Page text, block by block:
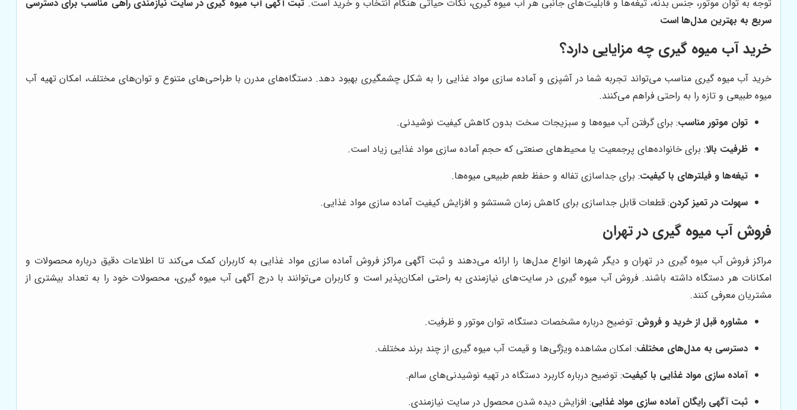
توجه به توان موتور، جنس بدنه، تیغه‌ها و قابلیت‌های جانبی هر آب میوه گیری، نکات حیاتی هنگام انتخاب و خرید است. ثبت آگهی آب میوه گیری در سایت نیازمندی راهی مناسب برای دسترسی
سریع به بهترین مدل‌ها است
خرید آب میوه گیری چه مزایایی دارد؟
خرید آب میوه گیری مناسب می‌تواند تجربه شما در آشپزی و آماده سازی مواد غذایی را به شکل چشمگیری بهبود دهد. دستگاه‌های مدرن با طراحی‌های متنوع و توان‌های مختلف، امکان تهیه آب
میوه طبیعی و تازه را به راحتی فراهم می‌کنند.
توان موتور مناسب: برای گرفتن آب میوه‌ها و سبزیجات سخت بدون کاهش کیفیت نوشیدنی.
ظرفیت بالا: برای خانواده‌های پرجمعیت یا محیط‌های صنعتی که حجم آماده سازی مواد غذایی زیاد است.
تیغه‌ها و فیلترهای با کیفیت: برای جداسازی تفاله و حفظ طعم طبیعی میوه‌ها.
سهولت در تمیز کردن: قطعات قابل جداسازی برای کاهش زمان شستشو و افزایش کیفیت آماده سازی مواد غذایی.
فروش آب میوه گیری در تهران
مراکز فروش آب میوه گیری در تهران و دیگر شهرها انواع مدل‌ها را ارائه می‌دهند و ثبت آگهی مراکز فروش آماده سازی مواد غذایی به کاربران کمک می‌کند تا اطلاعات دقیق درباره محصولات و
امکانات هر دستگاه داشته باشند. فروش آب میوه گیری در سایت‌های نیازمندی به راحتی امکان‌پذیر است و کاربران می‌توانند با درج آگهی آب میوه گیری، محصولات خود را به تعداد بیشتری از
مشتریان معرفی کنند.
مشاوره قبل از خرید و فروش: توضیح درباره مشخصات دستگاه، توان موتور و ظرفیت.
دسترسی به مدل‌های مختلف: امکان مشاهده ویژگی‌ها و قیمت آب میوه گیری از چند برند مختلف.
آماده سازی مواد غذایی با کیفیت: توضیح درباره کاربرد دستگاه در تهیه نوشیدنی‌های سالم.
ثبت آگهی رایگان آماده سازی مواد غذایی: افزایش دیده شدن محصول در سایت نیازمندی.